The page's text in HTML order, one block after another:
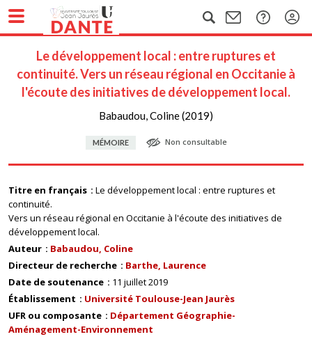
Le développement local : entre ruptures et
continuité. Vers un réseau régional en Occitanie à
l'écoute des initiatives de développement local.
Babaudou, Coline (2019)
MÉMOIRE Non consultable
Titre en français
Le développement local : entre ruptures et
continuité.
Vers un réseau régional en Occitanie à l'écoute des initiatives de
développement local.
Auteur
Babaudou, Coline
Directeur de recherche
Barthe, Laurence
Date de soutenance
11 juillet 2019
Établissement
Université Toulouse-Jean Jaurès
UFR ou composante
Département Géographie-
Aménagement-Environnement